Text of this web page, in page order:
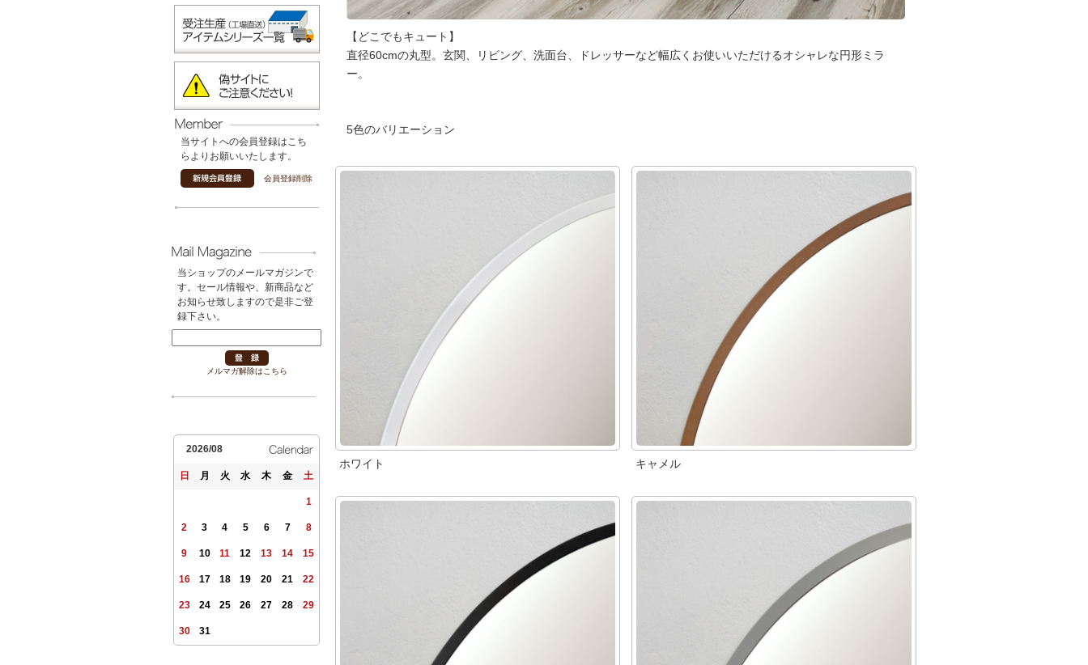
当サイトへの会員登録はこち
らよりお願いいたします。
会員登録削除
当ショップのメールマガジンで
す。セール情報や、新商品など
お知らせ致しますので是非ご登
録下さい。
メルマガ解除はこちら
2026/08
日 月 火 水 木 金 土
1
2 3 4 5 6 7 8
9 10 11 12 13 14 15
16 17 18 19 20 21 22
23 24 25 26 27 28 29
30 31
【どこでもキュート】
直径60cmの丸型。玄関、リビング、洗面台、ドレッサーなど幅広くお使いいただけるオシャレな円形ミラ
ー。
5色のバリエーション
ホワイト キャメル